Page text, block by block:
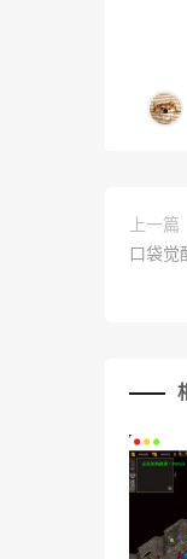
上一篇
口袋觉